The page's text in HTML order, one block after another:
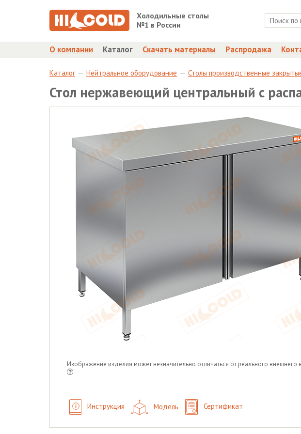
Холодильные столы
№1 в России
О компании Каталог Скачать материалы Распродажа
Каталог Нейтральное оборудование Столы производственные
Стол нержавеющий центральный с
Изображение изделия может незначительно отличаться от реального внешнего
Инструкция Модель Сертификат